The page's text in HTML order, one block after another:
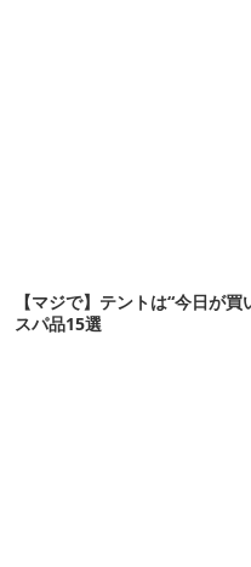
【マジで】テントは“今日が
スパ品15選